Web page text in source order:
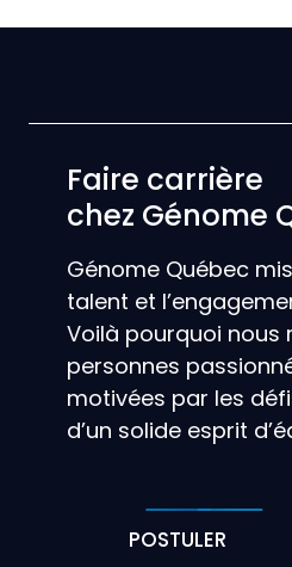
Faire carrière
chez Génome
Génome Québec
talent et
Voilà pourquoi nous
personnes
motivées par les
d’un solide esprit
POSTULER